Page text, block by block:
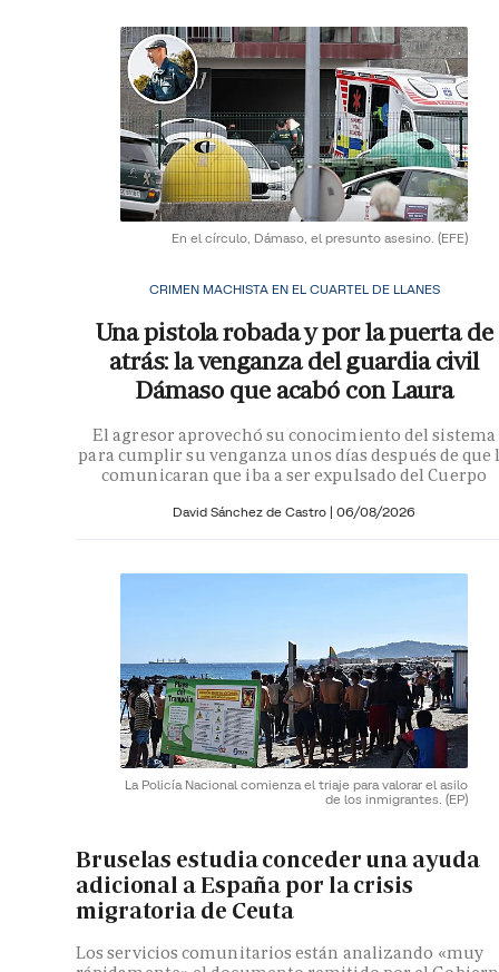
En el círculo, Dámaso, el presunto asesino. (EFE)
CRIMEN MACHISTA EN EL CUARTEL DE LLANES
Una pistola robada y por la puerta de
atrás: la venganza del guardia civil
Dámaso que acabó con Laura
El agresor aprovechó su conocimiento del sistema
para cumplir su venganza unos días después de que
comunicaran que iba a ser expulsado del Cuerpo
David Sánchez de Castro | 06/08/2026
La Policía Nacional comienza el triaje para valorar el asilo
de los inmigrantes. (EP)
Bruselas estudia conceder una ayuda
adicional a España por la crisis
migratoria de Ceuta
Los servicios comunitarios están analizando «muy